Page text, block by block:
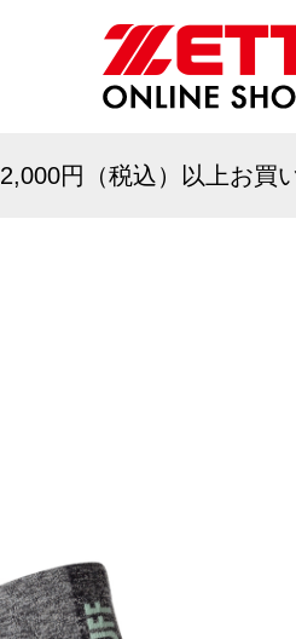
2,000円（税込）以上お買